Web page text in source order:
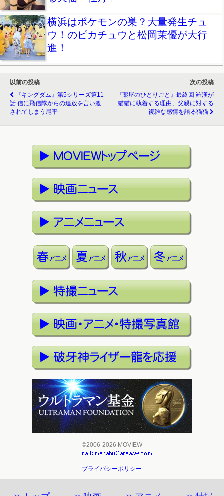
横浜はポケモンの巣？大量発生チュ
ウ！のピカチュウと松岡茉優が大行
進！
以前の投稿
『キングダム』第5シリーズ第11
話 信に飛信隊からの追放を言い渡
されてしまう尾平
次の投稿
『薬屋のひとりごと』最終回 羅漢が
猫猫に執着する理由、父親に対する
複雑な感情を語る猫猫
©2006-2026 MOVIEW
プライバシーポリシー